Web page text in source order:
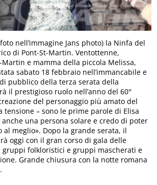
foto nell’immagine Jans photo) la Ninfa del
di Pont-St-Martin. Ventottenne,
e mamma della piccola Melissa,
sabato 18 febbraio nell’immancabile e
pubblico della terza serata della
il prestigioso ruolo nell’anno del 60°
del personaggio più amato del
tensione – sono le prime parole di Elisa
anche una persona solare e credo di poter
meglio». Dopo la grande serata, il
oggi con il gran corso di gala delle
gruppi folkloristici e gruppi mascherati e
Grande chiusura con la notte romana